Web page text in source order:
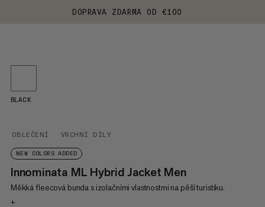
DOPRAVA ZDARMA OD €100
OBLEČENÍ VRCHNÍ DÍLY
NEW COLORS ADDED
Innominata ML Hybrid Jacket Men
Měkká fleecová bunda s izolačními vlastnostmi na pěší turistiku.
+
BLACK